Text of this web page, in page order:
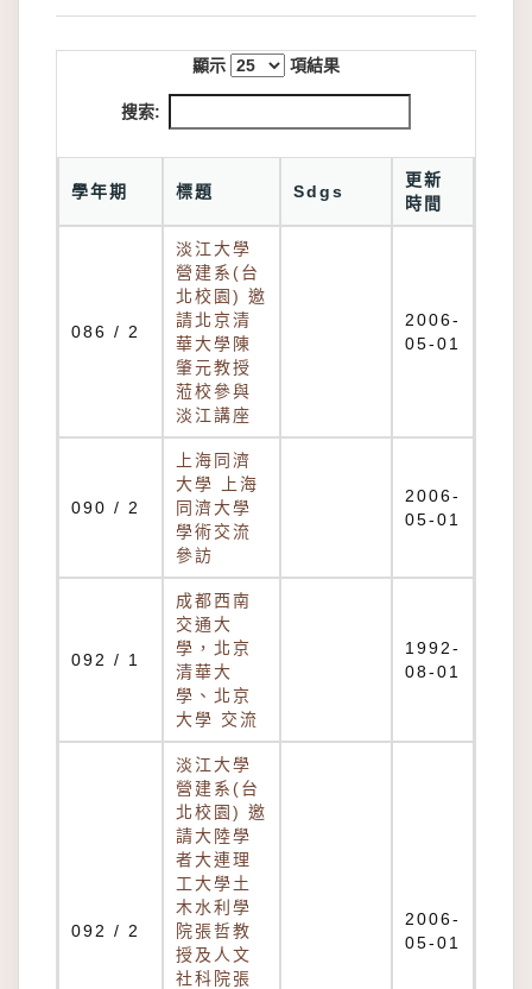
顯示 項結果
搜索:
學年期 標題 Sdgs
更新
時間
086 / 2
淡江大學
營建系(台
北校園) 邀
請北京清
華大學陳
肇元教授
蒞校參與
淡江講座
2006-
05-01
090 / 2
上海同濟
大學 上海
同濟大學
學術交流
參訪
2006-
05-01
092 / 1
成都西南
交通大
學，北京
清華大
學、北京
大學 交流
1992-
08-01
092 / 2
淡江大學
營建系(台
北校園) 邀
請大陸學
者大連理
工大學土
木水利學
院張哲教
授及人文
社科院張
2006-
05-01